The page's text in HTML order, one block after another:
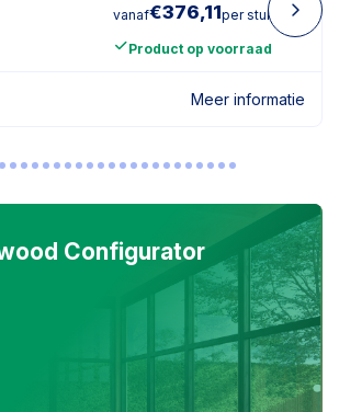
vanaf€376,11per stuk
Product op voorraad
Meer informatie
Configurator